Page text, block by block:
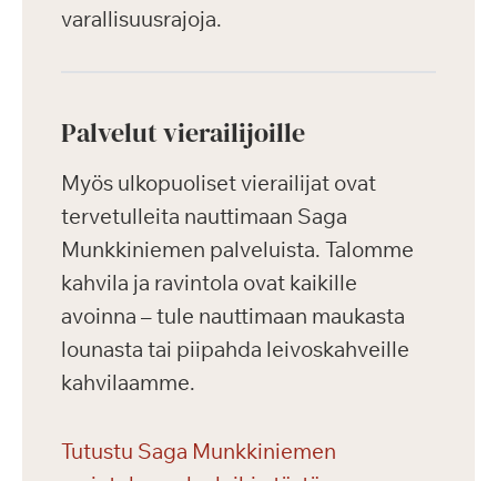
varallisuusrajoja.
Palvelut vierailijoille
Myös ulkopuoliset vierailijat ovat
tervetulleita nauttimaan Saga
Munkkiniemen palveluista. Talomme
kahvila ja ravintola ovat kaikille
avoinna – tule nauttimaan maukasta
lounasta tai piipahda leivoskahveille
kahvilaamme.
Tutustu Saga Munkkiniemen